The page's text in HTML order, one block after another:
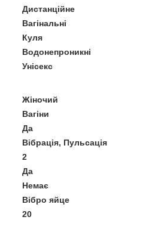
Дистанційне
Вагінальні
Куля
Водонепроникні
Унісекс
Жіночий
Вагіни
Да
Вібрація, Пульсація
2
Да
Немає
Вібро яйце
20